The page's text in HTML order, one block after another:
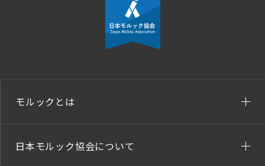
モルックとは
日本モルック協会について